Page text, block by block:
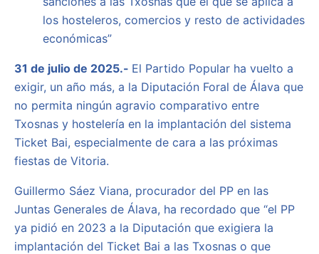
los hosteleros, comercios y resto de actividades
económicas”
31 de julio de 2025.- El Partido Popular ha vuelto a
exigir, un año más, a la Diputación Foral de Álava que
no permita ningún agravio comparativo entre
Txosnas y hostelería en la implantación del sistema
Ticket Bai, especialmente de cara a las próximas
fiestas de Vitoria.
Guillermo Sáez Viana, procurador del PP en las
Juntas Generales de Álava, ha recordado que “el PP
ya pidió en 2023 a la Diputación que exigiera la
implantación del Ticket Bai a las Txosnas o que